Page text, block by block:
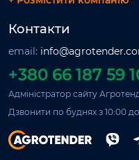
Контакти
email:
+380 66 187 59
Адміністратор сайту
Дзвонити по буднях з 10:00